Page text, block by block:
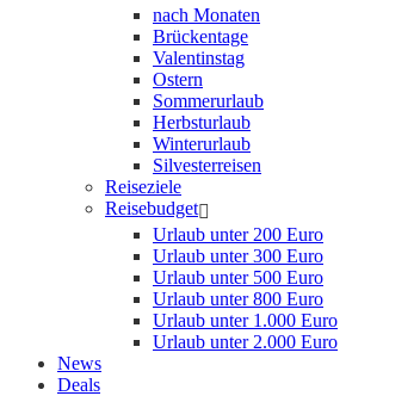
nach Monaten
Brückentage
Valentinstag
Ostern
Sommerurlaub
Herbsturlaub
Winterurlaub
Silvesterreisen
Reiseziele
Reisebudget
Urlaub unter 200 Euro
Urlaub unter 300 Euro
Urlaub unter 500 Euro
Urlaub unter 800 Euro
Urlaub unter 1.000 Euro
Urlaub unter 2.000 Euro
News
Deals